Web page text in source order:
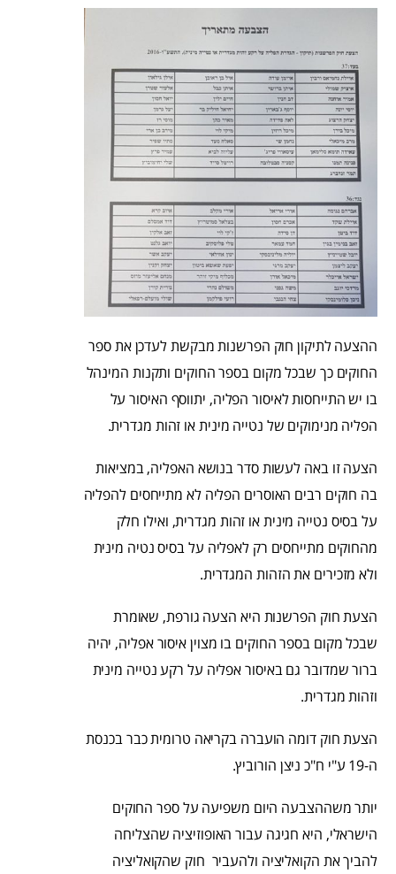
ההצעה לתיקון חוק הפרשנות מבקשת לעדכן את ספר
החוקים כך שבכל מקום בספר החוקים ותקנות המינהל
בו יש התייחסות לאיסור הפליה, יתווסף האיסור על
הפליה מנימוקים של נטייה מינית או זהות מגדרית.
הצעה זו באה לעשות סדר בנושא האפליה, במציאות
בה חוקים רבים האוסרים הפליה לא מתייחסים להפליה
על בסיס נטייה מינית או זהות מגדרית, ואילו חלק
מהחוקים מתייחסים רק לאפליה על בסיס נטיה מינית
ולא מזכירים את הזהות המגדרית.
הצעת חוק הפרשנות היא הצעה גורפת, שאומרת
שבכל מקום בספר החוקים בו מצוין איסור אפליה, יהיה
ברור שמדובר גם באיסור אפליה על רקע נטייה מינית
וזהות מגדרית.
הצעת חוק דומה הועברה בקריאה טרומית כבר בכנסת
ה-19 ע"י ח"כ ניצן הורוביץ.
יותר משההצבעה היום משפיעה על ספר החוקים
הישראלי, היא חגיגה עבור האופוזיציה שהצליחה
להביך את הקואליציה ולהעביר חוק שהקואליציה